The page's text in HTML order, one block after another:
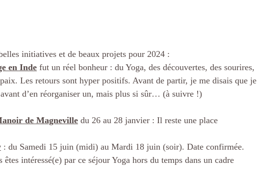
initiatives et de beaux projets pour 2024 :
en Inde fut un réel bonheur : du Yoga, des découvertes, des sourires,
Les retours sont hyper positifs. Avant de partir, je me disais que je
avant d’en réorganiser un, mais plus si sûr… (à suivre !)
de Magneville du 26 au 28 janvier : Il reste une place
: du Samedi 15 juin (midi) au Mardi 18 juin (soir). Date confirmée.
intéressé(e) par ce séjour Yoga hors du temps dans un cadre